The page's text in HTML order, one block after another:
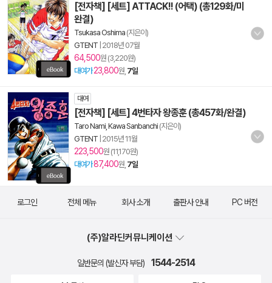
[전자책] [세트] ATTACK!! (어택) (총129화/미
완결)
Tsukasa Oshima (지은이)
GTENT 2018년 07월
64,500원 (3,220원)
대여가 23,800원, 7일
대여
[전자책] [세트] 4번타자 왕종훈 (총457화/완결)
Taro Nami, Kawa Sanbanchi (지은이)
GTENT 2015년 11월
223,500원 (11,170원)
대여가87,400원, 7일
로그인 전체 메뉴 회사 소개 출판사 안내 PC 버전
(주)알라딘커뮤니케이션
일반문의 (발신자 부담) 1544-2514